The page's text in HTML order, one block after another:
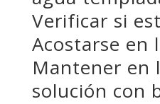
Verificar si
Acostarse en
Mantener en
solución con